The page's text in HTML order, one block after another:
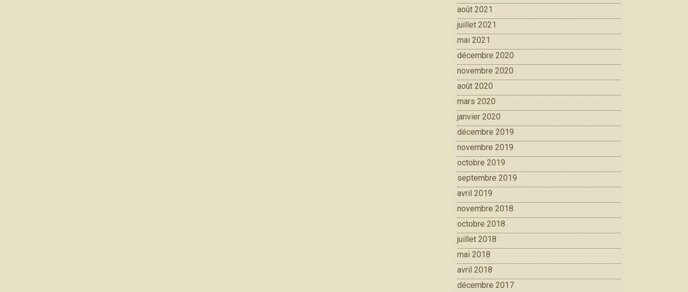
août 2021
juillet 2021
mai 2021
décembre 2020
novembre 2020
août 2020
mars 2020
janvier 2020
décembre 2019
novembre 2019
octobre 2019
septembre 2019
avril 2019
novembre 2018
octobre 2018
juillet 2018
mai 2018
avril 2018
décembre 2017